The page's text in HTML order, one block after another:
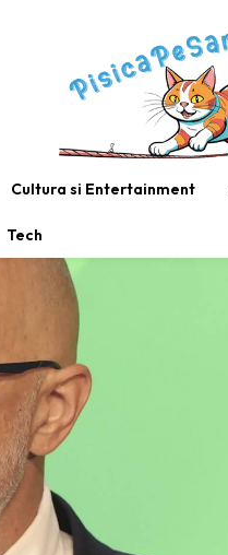
Cultura si Entertainment
Tech